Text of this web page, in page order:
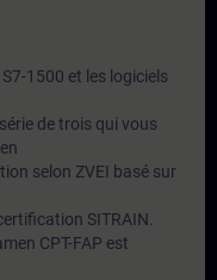
1500 et les logiciels
de trois qui vous
selon ZVEI basé sur
SITRAIN.
CPT-FAP est